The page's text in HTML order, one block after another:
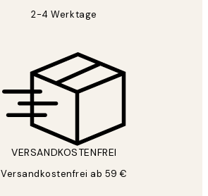
2-4 Werktage
VERSANDKOSTENFREI
Versandkostenfrei ab 59 €